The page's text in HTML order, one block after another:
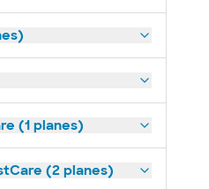
(1 planes)
(2 planes)